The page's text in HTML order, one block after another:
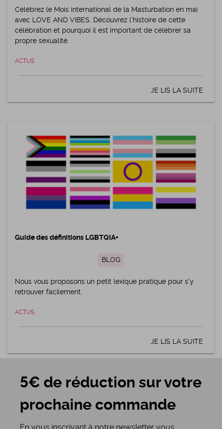
Célébrez le Mois international de la Masturbation en mai
avec LOVE AND VIBES. Découvrez l'histoire de cette
célébration et pourquoi il est important de célébrer sa
propre sexualité.
ACTUS
JE LIS LA SUITE
Guide des définitions LGBTQIA+
BLOG
Nous vous proposons un petit lexique pratique pour s'y
retrouver facilement.
ACTUS
JE LIS LA SUITE
5€ de réduction sur votre
prochaine commande
En vous inscrivant à notre newsletter vous